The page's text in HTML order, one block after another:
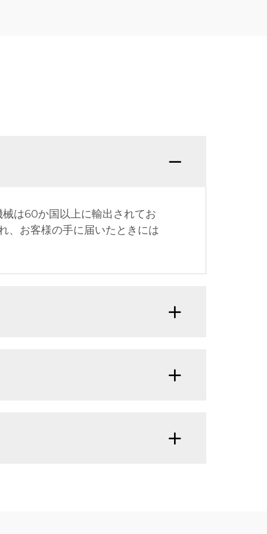
は60か国以上に輸出されてお
、お客様の手に届いたときには